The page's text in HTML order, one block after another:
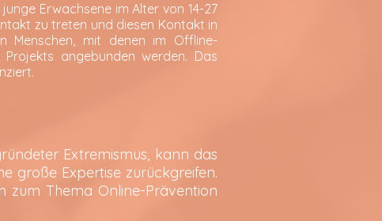
Erwachsene im Alter von 14-27
zu treten und diesen Kontakt in
Menschen, mit denen im Offline-
angebunden werden. Das
Extremismus, kann das
große Expertise zurückgreifen.
zum Thema Online-Prävention